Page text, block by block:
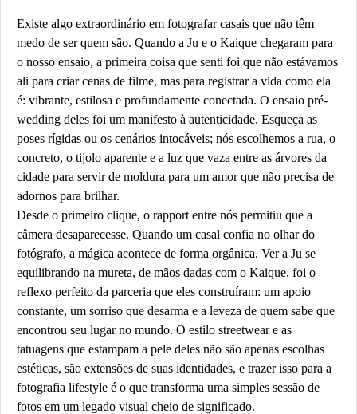
Existe algo extraordinário em fotografar casais que não têm
medo de ser quem são. Quando a Ju e o Kaique chegaram para
o nosso ensaio, a primeira coisa que senti foi que não estávamos
ali para criar cenas de filme, mas para registrar a vida como ela
é: vibrante, estilosa e profundamente conectada. O ensaio pré-
wedding deles foi um manifesto à autenticidade. Esqueça as
poses rígidas ou os cenários intocáveis; nós escolhemos a rua, o
concreto, o tijolo aparente e a luz que vaza entre as árvores da
cidade para servir de moldura para um amor que não precisa de
adornos para brilhar.
Desde o primeiro clique, o rapport entre nós permitiu que a
câmera desaparecesse. Quando um casal confia no olhar do
fotógrafo, a mágica acontece de forma orgânica. Ver a Ju se
equilibrando na mureta, de mãos dadas com o Kaique, foi o
reflexo perfeito da parceria que eles construíram: um apoio
constante, um sorriso que desarma e a leveza de quem sabe que
encontrou seu lugar no mundo. O estilo streetweare as
tatuagens que estampam a pele deles não são apenas escolhas
estéticas, são extensões de suas identidades, e trazer isso para a
fotografia lifestyle é o que transforma uma simples sessão de
fotos em um legado visual cheio de significado.